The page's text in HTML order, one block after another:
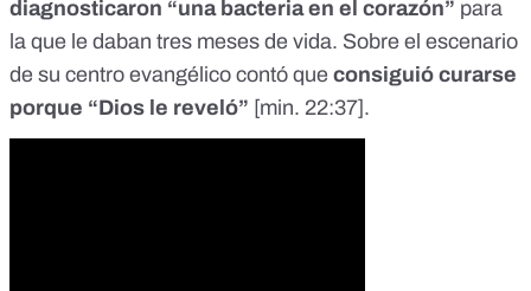
diagnosticaron “una bacteria en el corazón” para
la que le daban tres meses de vida. Sobre el escenario
de su centro evangélico contó que consiguió curarse
porque “Dios le reveló” [min. 22:37].